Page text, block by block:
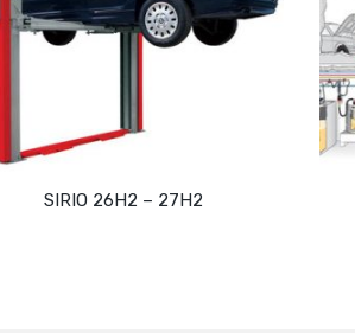
SIRIO 26H2 – 27H2